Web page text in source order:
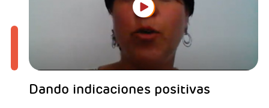
Dando indicaciones positivas